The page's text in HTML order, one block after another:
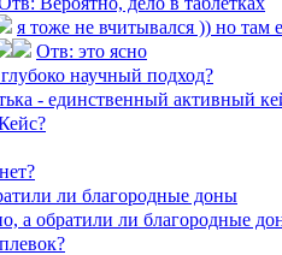
я тоже не вчитывался )) но там
Отв: это ясно
научный подход?
- единственный активный
ли благородные доны
а обратили ли благородные